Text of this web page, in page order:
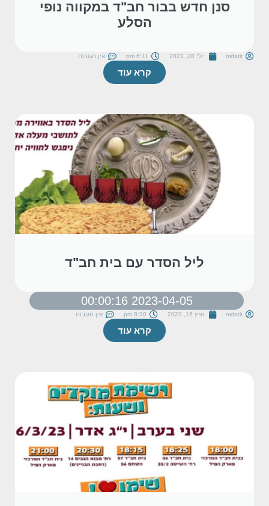
סנן חדש בבור חב"ד במקווה נופי
הסלע
mdatit יולי 20, 2023 6:11 pm אין תגובות
קרא עוד
ליל הסדר עם בית חב"ד
2023-04-05 00:00:16
mdatit מרץ 16, 2023 8:20 pm אין תגובות
קרא עוד